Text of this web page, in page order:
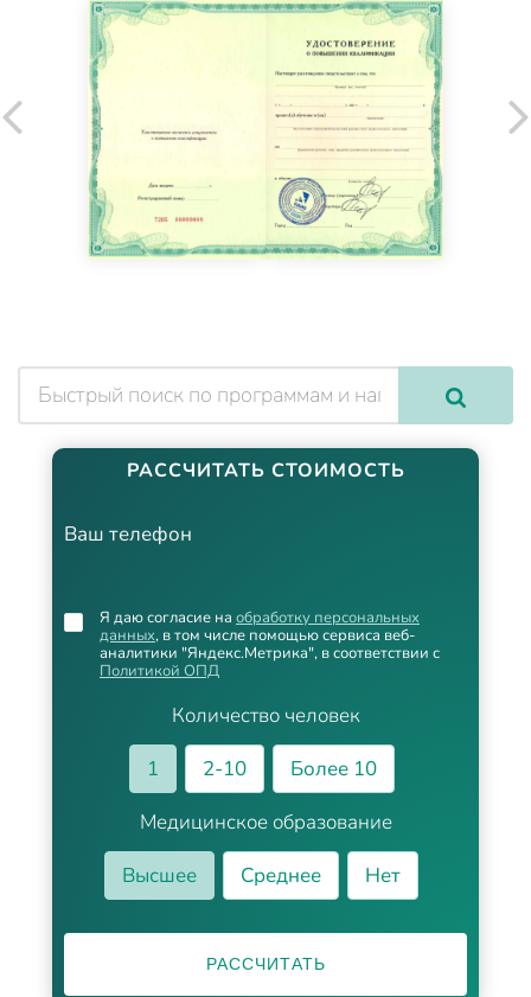
РАССЧИТАТЬ СТОИМОСТЬ
Ваш телефон
Количество человек
1
2-10
Более 10
Медицинское образование
Высшее
Среднее Нет
Я даю согласие на обработку персональных
данных, в том числе помощью сервиса веб-
аналитики "Яндекс.Метрика", в соответствии с
Политикой ОПД
РАССЧИТАТЬ